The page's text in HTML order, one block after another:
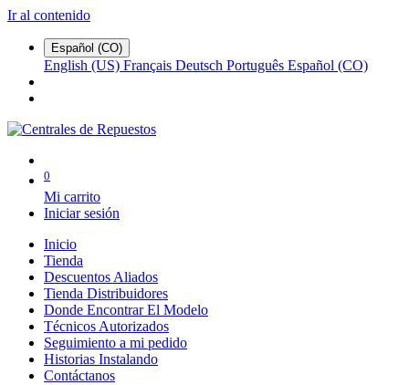
Ir al contenido
Español (CO)
English (US) Français Deutsch Português Español (CO)
0
Mi carrito
Iniciar sesión
Inicio
Tienda
Descuentos Aliados
Tienda Distribuidores
Donde Encontrar El Modelo
Técnicos Autorizados
Seguimiento a mi pedido
Historias Instalando
Contáctanos